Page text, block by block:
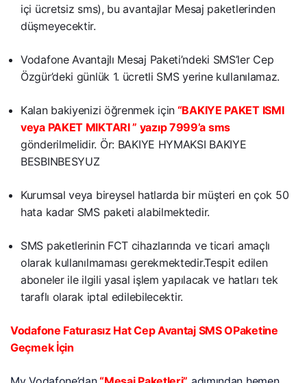
içi ücretsiz sms), bu avantajlar Mesaj paketlerinden
düşmeyecektir.
Vodafone Avantajlı Mesaj Paketi’ndeki SMS’ler Cep
Özgür’deki günlük 1. ücretli SMS yerine kullanılamaz.
Kalan bakiyenizi öğrenmek için “BAKIYE PAKET ISMI
veya PAKET MIKTARI ” yazıp 7999’a sms
gönderilmelidir. Ör: BAKIYE HYMAKSI BAKIYE
BESBINBESYUZ
Kurumsal veya bireysel hatlarda bir müşteri en çok 50
hata kadar SMS paketi alabilmektedir.
SMS paketlerinin FCT cihazlarında ve ticari amaçlı
olarak kullanılmaması gerekmektedir.Tespit edilen
aboneler ile ilgili yasal işlem yapılacak ve hatları tek
taraflı olarak iptal edilebilecektir.
Vodafone Faturasız Hat Cep Avantaj SMS OPaketine
Geçmek İçin